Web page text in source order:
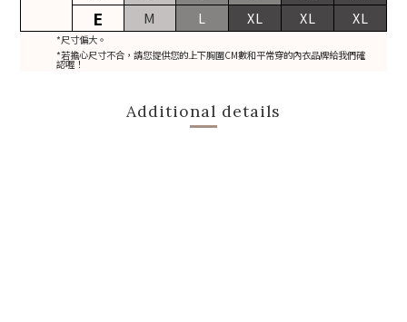
E M L XL XL XL
*尺寸偏大。
*若擔心尺寸不合，請您提供您的上下胸圍CM數和平常穿的內衣品牌給我們確
認喔！
Additional details